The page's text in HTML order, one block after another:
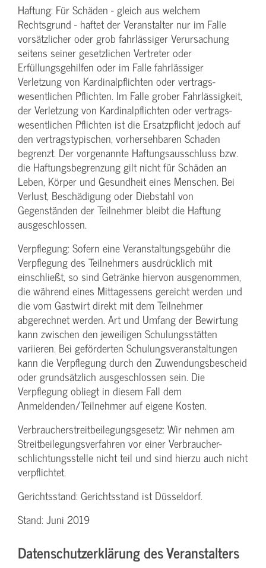
Haftung: Für Schäden - gleich aus welchem
Rechtsgrund - haftet der Veranstalter nur im Falle
vorsätzlicher oder grob fahrlässiger Verursachung
seitens seiner gesetzlichen Vertreter oder
Erfüllungsgehilfen oder im Falle fahrlässiger
Verletzung von Kardinalpflichten oder vertrags­
wesentlichen Pflichten. Im Falle grober Fahrlässigkeit,
der Verletzung von Kardinalpflichten oder vertrags­
wesentlichen Pflichten ist die Ersatzpflicht jedoch auf
den vertragstypischen, vorhersehbaren Schaden
begrenzt. Der vorgenannte Haftungs­ausschluss bzw.
die Haftungs­begrenzung gilt nicht für Schäden an
Leben, Körper und Gesundheit eines Menschen. Bei
Verlust, Beschädigung oder Diebstahl von
Gegenständen der Teilnehmer bleibt die Haftung
ausgeschlossen.
Verpflegung: Sofern eine Veranstaltungs­gebühr die
Verpflegung des Teilnehmers ausdrücklich mit
einschließt, so sind Getränke hiervon ausgenommen,
die während eines Mittagessens gereicht werden und
die vom Gastwirt direkt mit dem Teilnehmer
abgerechnet werden. Art und Umfang der Bewirtung
kann zwischen den jeweiligen Schulungsstätten
variieren. Bei geförderten Schulungs­veranstaltungen
kann die Verpflegung durch den Zuwendungs­bescheid
oder grundsätzlich ausgeschlossen sein. Die
Verpflegung obliegt in diesem Fall dem
Anmeldenden/­Teilnehmer auf eigene Kosten.
Verbraucher­streitbeilegungs­gesetz: Wir nehmen am
Streit­beilegungs­verfahren vor einer Verbraucher­
schlichtungs­stelle nicht teil und sind hierzu auch nicht
verpflichtet.
Gerichtsstand: Gerichtsstand ist Düsseldorf.
Stand: Juni 2019
Datenschutzerklärung des Veranstalters